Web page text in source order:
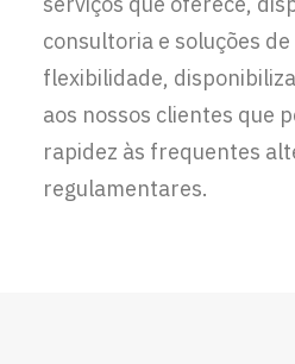
consultoria e soluções
flexibilidade,
aos nossos clientes que
rapidez às frequentes
regulamentares.